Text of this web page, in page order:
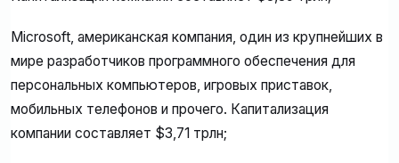
Microsoft, американская компания, один из крупнейших в
мире разработчиков программного обеспечения для
персональных компьютеров, игровых приставок,
мобильных телефонов и прочего. Капитализация
компании составляет $3,71 трлн;